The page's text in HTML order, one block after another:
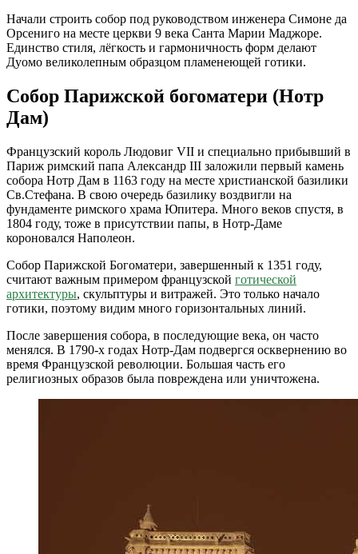
Начали строить собор под руководством инженера Симоне да
Орсениго на месте церкви 9 века Санта Марии Маджоре.
Единство стиля, лёгкость и гармоничность форм делают
Дуомо великолепным образцом пламенеющей готики.
Собор Парижской богоматери (Нотр
Дам)
Французский король Людовиг VII и специально прибывший в
Париж римский папа Александр III заложили первый камень
собора Нотр Дам в 1163 году на месте христианской базилики
Св.Стефана. В свою очередь базилику воздвигли на
фундаменте римского храма Юпитера. Много веков спустя, в
1804 году, тоже в присутствии папы, в Нотр-Даме
короновался Наполеон.
Собор Парижской Богоматери, завершенный к 1351 году,
считают важным примером французской готической
архитектуры, скульптуры и витражей. Это только начало
готики, поэтому видим много горизонтальных линий.
После завершения собора, в последующие века, он часто
менялся. В 1790-х годах Нотр-Дам подвергся осквернению во
время Французской революции. Большая часть его
религиозных образов была повреждена или уничтожена.